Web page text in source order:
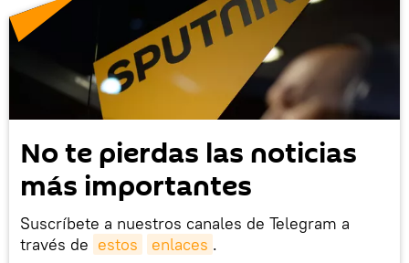
No te pierdas las noticias
más importantes
Suscríbete a nuestros canales de Telegram a
través de estos enlaces .